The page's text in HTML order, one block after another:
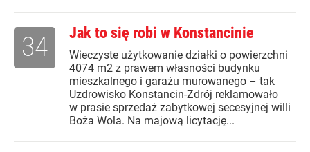
Jak to się robi w Konstancinie
Wieczyste użytkowanie działki o powierzchni
4074 m2 z prawem własności budynku
mieszkalnego i garażu murowanego – tak
Uzdrowisko Konstancin-Zdrój reklamowało
w prasie sprzedaż zabytkowej secesyjnej willi
Boża Wola. Na majową licytację...
34